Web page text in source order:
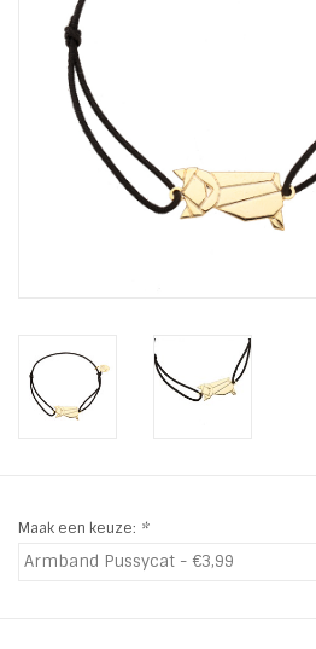
Haaraccesoires
Zonnebrillen
Ohlala Jewels
LIFESTYLE PRODUCTEN
SALE
Maak een keuze: *